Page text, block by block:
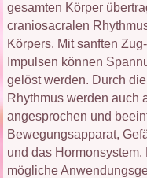
gesamten Körper
craniosacralen
Körpers. Mit sanften
Impulsen können
gelöst werden. Durch
Rhythmus werden auch
angesprochen und
Bewegungsapparat,
und das
mögliche